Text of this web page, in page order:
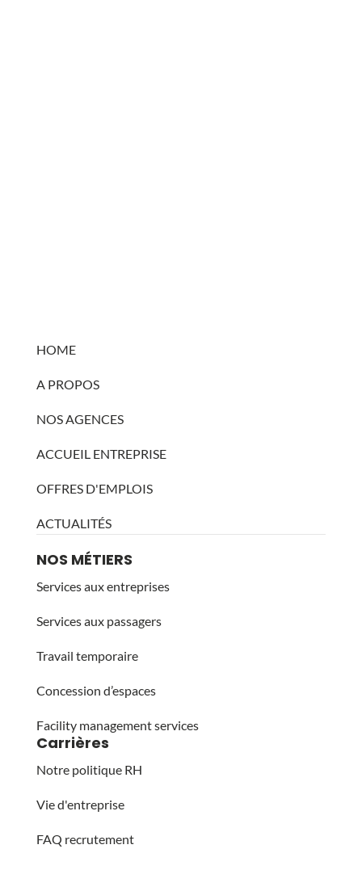
HOME
A PROPOS
NOS AGENCES
ACCUEIL ENTREPRISE
OFFRES D'EMPLOIS
ACTUALITÉS
NOS MÉTIERS
Services aux entreprises
Services aux passagers
Travail temporaire
Concession d’espaces
Facility management services
Carrières
Notre politique RH
Vie d'entreprise
FAQ recrutement